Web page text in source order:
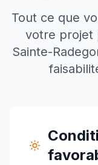
Tout ce que
votre projet
Sainte-